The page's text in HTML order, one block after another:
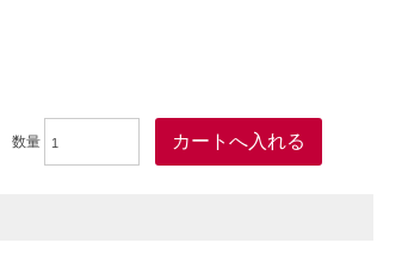
数量